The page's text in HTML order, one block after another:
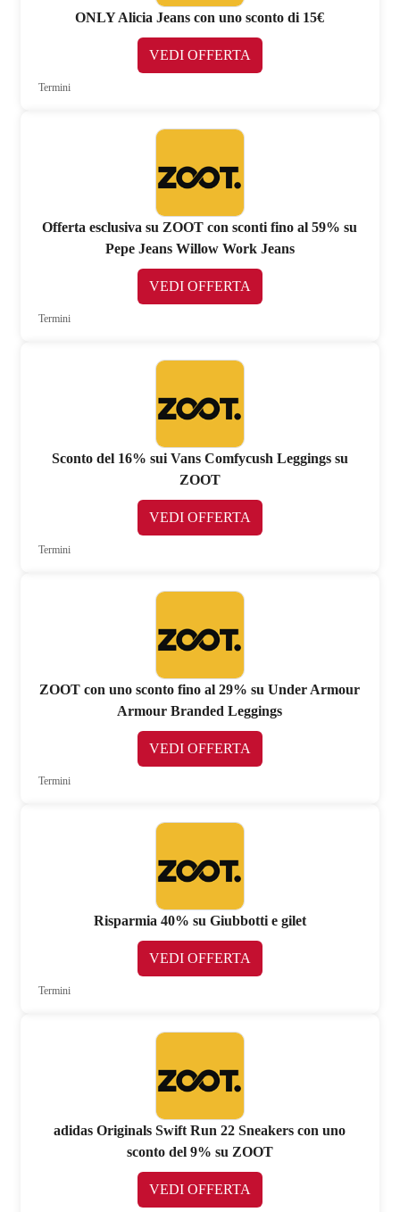
ONLY Alicia Jeans con uno sconto di 15€
VEDI OFFERTA
Termini
Offerta esclusiva su ZOOT con sconti fino al 59% su
Pepe Jeans Willow Work Jeans
VEDI OFFERTA
Termini
Sconto del 16% sui Vans Comfycush Leggings su
ZOOT
VEDI OFFERTA
Termini
ZOOT con uno sconto fino al 29% su Under Armour
Armour Branded Leggings
VEDI OFFERTA
Termini
Risparmia 40% su Giubbotti e gilet
VEDI OFFERTA
Termini
adidas Originals Swift Run 22 Sneakers con uno
sconto del 9% su ZOOT
VEDI OFFERTA